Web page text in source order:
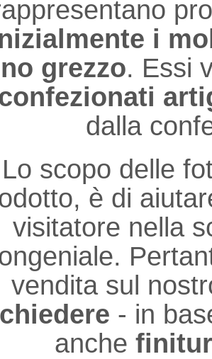
i
grezzo. Essi
dalla
Lo scopo delle
è di
visitatore nella
vendita sul
- in
anche